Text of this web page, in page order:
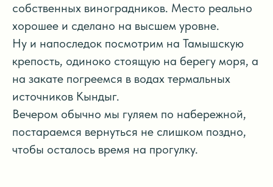
собственных виноградников. Место реально
хорошее и сделано на высшем уровне.
Ну и напоследок посмотрим на Тамышскую
крепость, одиноко стоящую на берегу моря, а
на закате погреемся в водах термальных
источников Кындыг.
Вечером обычно мы гуляем по набережной,
постараемся вернуться не слишком поздно,
чтобы осталось время на прогулку.